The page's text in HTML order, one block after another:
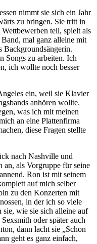
nimmt sie sich ein Jahr
zu bringen. Sie tritt in
teil, spielt als
mal ganz alleine mit
Backgroundsängerin.
Songs zu arbeiten. Ich
ich wollte noch besser
ein, weil sie Klavier
anhören wollte.
was ich mit meinen
an eine Plattenfirma
diese Fragen stellte
nach Nashville und
als Vorgruppe für seine
Ron ist mit seinem
auf mich selber
zu den Konzerten mit
in der ich so viele
sie, wie sie sich alleine auf
oder später auch
dann lacht sie „Schon
geht es ganz einfach,